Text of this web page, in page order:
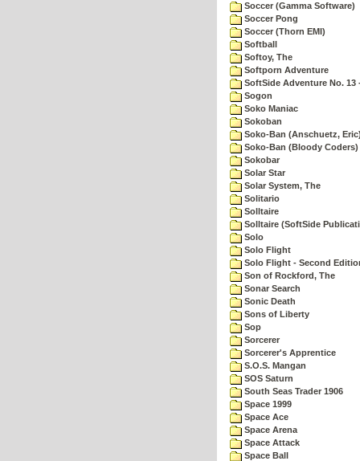
Soccer (Gamma Software)
Soccer Pong
Soccer (Thorn EMI)
Softball
Softoy, The
Softporn Adventure
SoftSide Adventure No. 13
Sogon
Soko Maniac
Sokoban
Soko-Ban (Anschuetz,
Soko-Ban (Bloody Coders)
Sokobar
Solar Star
Solar System, The
Solitario
Solltaire
Solltaire (SoftSide
Solo
Solo Flight
Solo Flight - Second
Son of Rockford, The
Sonar Search
Sonic Death
Sons of Liberty
Sop
Sorcerer
Sorcerer's Apprentice
S.O.S. Mangan
SOS Saturn
South Seas Trader 1906
Space 1999
Space Ace
Space Arena
Space Attack
Space Ball